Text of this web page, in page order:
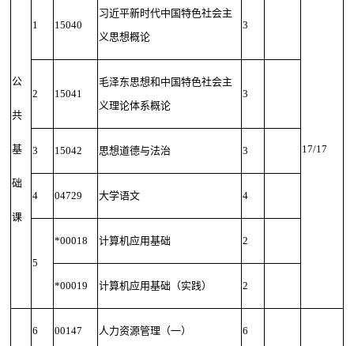
公
共
基
础
课
1 15040
习近平新时代中国特色社会主
义思想概论
3
17/17
2 15041
毛泽东思想和中国特色社会主
义理论体系概论
3
3 15042 思想道德与法治 3
4 04729 大学语文 4
5
*00018 计算机应用基础 2
*00019 计算机应用基础（实践） 2
6 00147 人力资源管理（一） 6